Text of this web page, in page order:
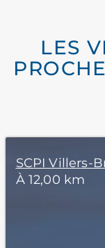
LES
SCPI Villers-
À 12,00 km